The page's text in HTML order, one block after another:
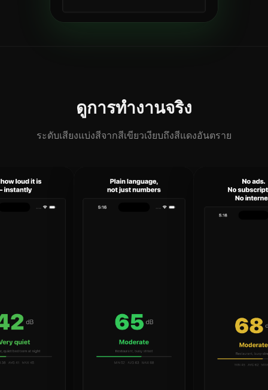
ดูการทำงานจริง
ระดับเสียงแบ่งสีจากสีเขียวเงียบถึงสีแดงอันตราย